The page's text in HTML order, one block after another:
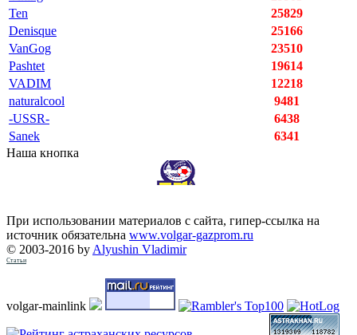
Ten
25829
Denisque
25166
VanGog
23510
Pashtet
19614
VADIM
12218
naturalcool
9481
-USSR-
6438
Sanek
6341
Наша кнопка
При использовании материалов с сайта, гипер-ссылка на
источник обязательна www.volgar-gazprom.ru
© 2003-2016 by Alyushin Vladimir
Статьи
volgar-mainlink